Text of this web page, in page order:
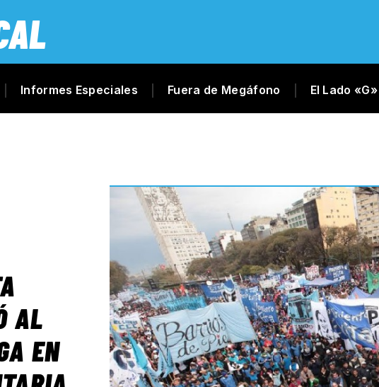
Informes Especiales Fuera de Megáfono El Lado «G»
AL
EN